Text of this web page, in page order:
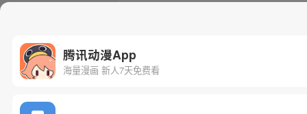
腾讯动漫App
海量漫画 新人7天免费看